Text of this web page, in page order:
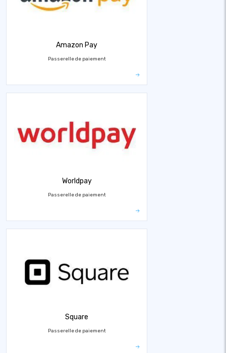
Amazon Pay
Passerelle de paiement
Worldpay
Passerelle de paiement
Square
Passerelle de paiement